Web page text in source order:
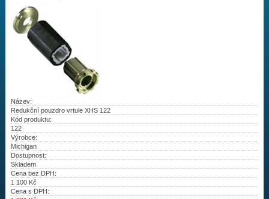
Drážky na hřídeli:
Najít vrtuli
Vrtule
Redukční pouzdra XHS
Kontakty
Aktuality
Název:
Redukční pouzdro vrtule XHS 122
Kód produktu:
122
Výrobce:
Michigan
Dostupnost:
Skladem
Cena bez DPH:
1 100Kč
Cena s DPH: